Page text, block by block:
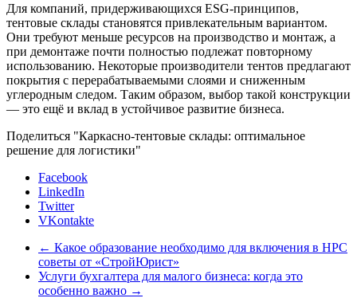
Для компаний, придерживающихся ESG-принципов,
тентовые склады становятся привлекательным вариантом.
Они требуют меньше ресурсов на производство и монтаж, а
при демонтаже почти полностью подлежат повторному
использованию. Некоторые производители тентов предлагают
покрытия с перерабатываемыми слоями и сниженным
углеродным следом. Таким образом, выбор такой конструкции
— это ещё и вклад в устойчивое развитие бизнеса.
Поделиться "Каркасно-тентовые склады: оптимальное
решение для логистики"
Facebook
LinkedIn
Twitter
VKontakte
← Какое образование необходимо для включения в НРС
советы от «СтройЮрист»
Услуги бухгалтера для малого бизнеса: когда это
особенно важно →